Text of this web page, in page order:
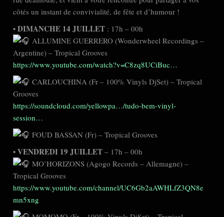
côtés un instant de convivialité, de fête et d’humour !
• DIMANCHE 14 JUILLET : 17h – 00h
ALLUMINE GUERRERO (Wonderwheel Recordings –
Argentine) – Tropical Grooves
https://www.youtube.com/watch?v=C8zq8UCiBuc…
CARLOUCHINA (Fr – 100% Vinyls DjSet) – Tropical
Grooves
https://soundcloud.com/yellowpa…/tudo-bem-vinyl-
session…
FOUD BASSAN (Fr) – Tropical Grooves
• VENDREDI 19 JUILLET – 17h – 00h
MO’HORIZONS (Agogo Records – Allemagne) –
Tropical Grooves
https://www.youtube.com/channel/UC6Gb2aAWHLfZ3QN8e
mn5xng